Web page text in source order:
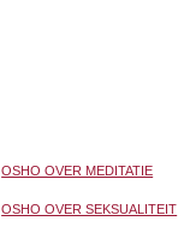
OSHO OVER MEDITATIE
OSHO OVER SEKSUALITEIT